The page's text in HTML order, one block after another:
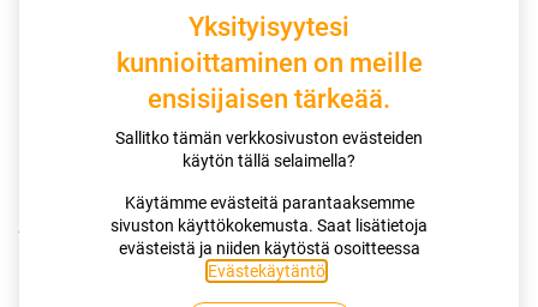
Kauppa
195/50R16 88V HANKOOK VENTUS PRIME4 K135 XL FP
Yksityisyytesi
kunnioittaminen on meille
ensisijaisen tärkeää.
Sallitko tämän verkkosivuston evästeiden
käytön tällä selaimella?
Käytämme evästeitä parantaaksemme
sivuston käyttökokemusta. Saat lisätietoja
evästeistä ja niiden käytöstä osoitteessa
Evästekäytäntö